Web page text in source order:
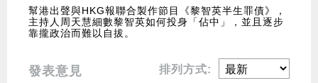
幫港出聲與HKG報聯合製作節目《黎智英半生罪債》，
主持人周天慧細數黎智英如何投身「佔中」，並且逐步
靠攏政治而難以自拔。
發表意見 排列方式: